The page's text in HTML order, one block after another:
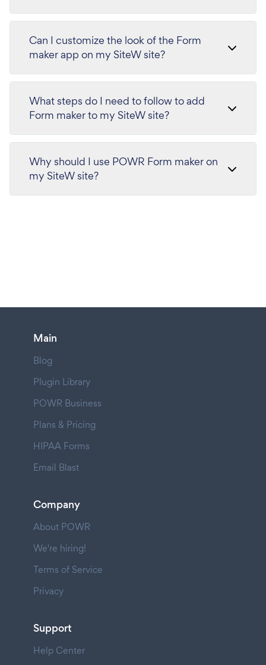
Can I customize the look of the Form
maker app on my SiteW site?
What steps do I need to follow to add
Form maker to my SiteW site?
Why should I use POWR Form maker on
my SiteW site?
Main
Blog
Plugin Library
POWR Business
Plans & Pricing
HIPAA Forms
Email Blast
Company
About POWR
We're hiring!
Terms of Service
Privacy
Support
Help Center